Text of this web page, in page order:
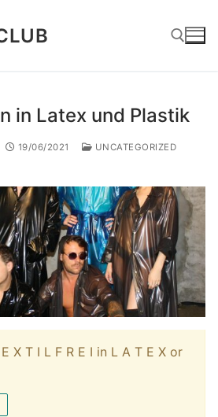
in Latex und Plastik
19/06/2021
UNCATEGORIZED
X T I L F R E I in L A T E X or